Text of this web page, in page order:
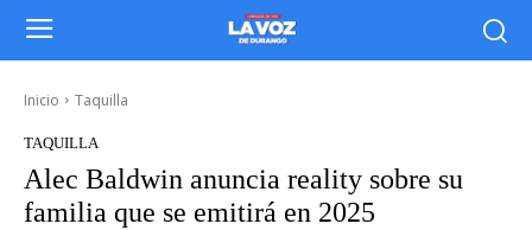
Inicio Taquilla
TAQUILLA
Alec Baldwin anuncia reality sobre su
familia que se emitirá en 2025